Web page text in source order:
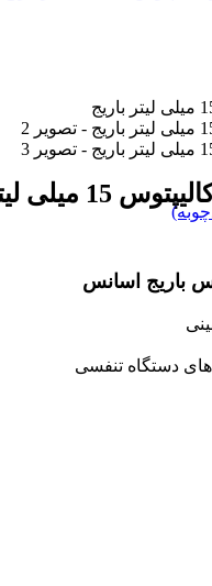
لیتر باریج
باریج اسانس
دستگاه تنفسی